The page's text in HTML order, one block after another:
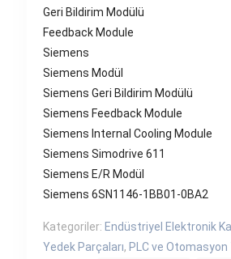
Geri Bildirim Modülü
Feedback Module
Siemens
Siemens Modül
Siemens Geri Bildirim Modülü
Siemens Feedback Module
Siemens Internal Cooling Module
Siemens Simodrive 611
Siemens E/R Modül
Siemens 6SN1146-1BB01-0BA2
Kategoriler: Endüstriyel Elektronik
Yedek Parçaları, PLC ve